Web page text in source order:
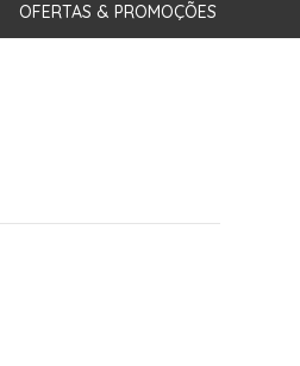
OFERTAS & PROMOÇÕES